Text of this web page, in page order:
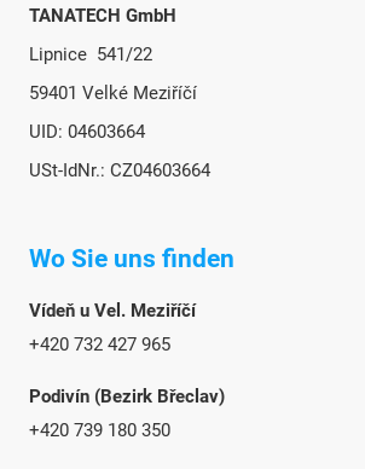
TANATECH GmbH
Lipnice 541/22
59401 Velké Meziříčí
UID: 04603664
USt-IdNr.: CZ04603664
Wo Sie uns finden
Vídeň u Vel. Meziříčí
+420 732 427 965
Podivín (Bezirk Břeclav)
+420 739 180 350